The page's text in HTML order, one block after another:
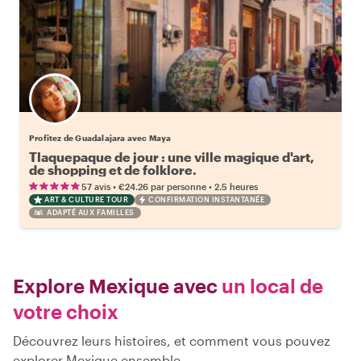
Profitez de Guadalajara avec Maya
Tlaquepaque de jour : une ville magique d'art,
de shopping et de folklore.
57 avis • €24.26 par personne • 2.5 heures
ART & CULTURE TOUR
CONFIRMATION INSTANTANÉE
ADAPTÉ AUX FAMILLES
Explore Mexique avec un local de
votre choix
Découvrez leurs histoires, et comment vous pouvez